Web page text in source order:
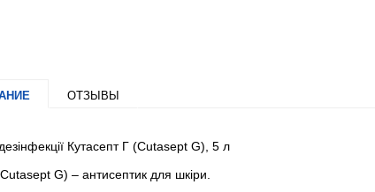
ОТЗЫВЫ
Кутасепт Г (Cutasept G), 5 л
G) – антисептик для шкіри.